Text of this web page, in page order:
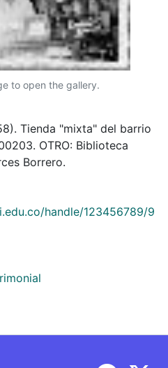
to open the gallery.
Tienda "mixta" del barrio
OTRO: Biblioteca
Borrero.
handle/123456789/9